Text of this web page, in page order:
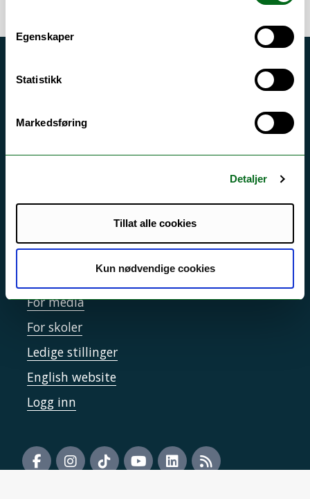
Egenskaper
Statistikk
Markedsføring
Detaljer
Tillat alle cookies
Kun nødvendige cookies
Driftsmeldinger
Tilgjengelighetserklæring
Kontakt UiT
For media
For skoler
Ledige stillinger
English website
Logg inn